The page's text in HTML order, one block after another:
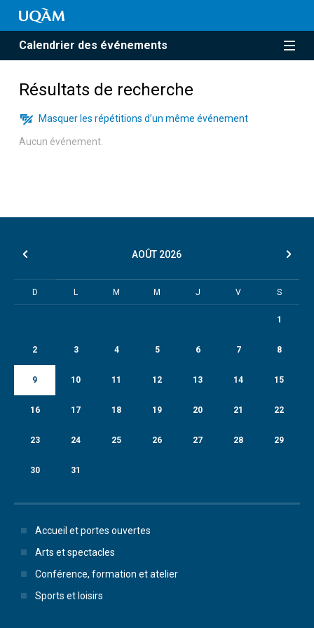
Calendrier des événements
Résultats de recherche
Masquer les répétitions d’un même événement
Aucun événement.
AOÛT 2026
D L M M J V S
1
2 3 4 5 6 7 8
9 10 11 12 13 14 15
16 17 18 19 20 21 22
23 24 25 26 27 28 29
30 31
Accueil et portes ouvertes
Arts et spectacles
Conférence, formation et atelier
Sports et loisirs